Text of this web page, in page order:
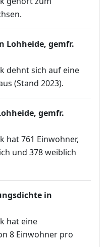
Lohheide, gemfr.
dehnt sich auf eine
(Stand 2023).
gemfr.
hat 761 Einwohner,
und 378 weiblich
in
hat eine
8 Einwohner pro